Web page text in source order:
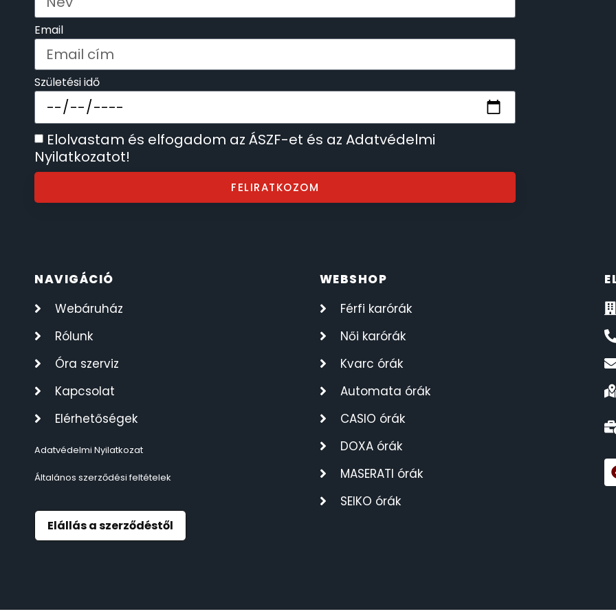
Email
Születési idő
Elolvastam és elfogadom az ÁSZF-et és az Adatvédelmi
Nyilatkozatot!
FELIRATKOZOM
NAVIGÁCIÓ
Webáruház
Rólunk
Óra szerviz
Kapcsolat
Elérhetőségek
Adatvédelmi Nyilatkozat
Általános szerződési feltételek
Elállás a szerződéstől
WEBSHOP
Férfi karórák
Női karórák
Kvarc órák
Automata órák
CASIO órák
DOXA órák
MASERATI órák
SEIKO órák
SECTOR
SENCOR
SERGIO TACCHINI 26
SLAZENGER 7
SZÍJAK
TISSOT
VOSTOK
ZSEBKÉS
ZSEBÓRÁK